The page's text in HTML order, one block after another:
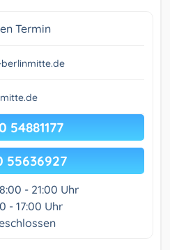
Termin
54881177
55636927
- 21:00 Uhr
- 17:00 Uhr